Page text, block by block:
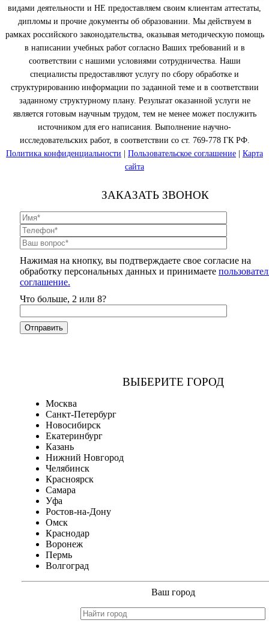
видами деятельности и НЕ предоставляем своим клиентам аттестаты,
дипломы и прочие документы об образовании. Мы действуем в
рамках российского законодательства, оказывая методическую помощь
в написании учебных работ согласно Ваших требований и в
соответствии с нашими условиями сотрудничества. Наши
специалисты предоставляют услугу по сбору обработке и
структурированию информации по заданной теме и в соответствии
заданному структурному плану. Результат оказанной услуги не
является готовым научным трудом, тем не менее может послужить
источником для его написания. Выполнение научно-
исследовательских работ, в соответствии со ст. 769-778 ГК РФ.
Политика конфиденциальности | Пользовательское соглашение | Карта
сайта
ЗАКАЗАТЬ ЗВОНОК
Нажимая на кнопку, вы подтверждаете свое согласие на
обработку персональных данных и принимаете
соглашение.
Что больше, 2 или 8?
ВЫБЕРИТЕ ГОРОД
Москва
Санкт-Петербург
Новосибирск
Екатеринбург
Казань
Нижний Новгород
Челябинск
Красноярск
Самара
Уфа
Ростов-на-Дону
Омск
Краснодар
Воронеж
Пермь
Волгоград
Ваш город